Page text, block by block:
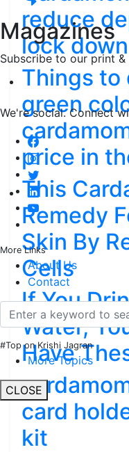
Magazines
Subscribe to our print
We're social. Connect
More Links
About Us
Contact
#Top on Krishi Jagran
More Topics
CLOSE
reduce
lock down
Things to
green
price in
This
Remedy
Skin By
Cells
If You
Water,
Have
card
kit